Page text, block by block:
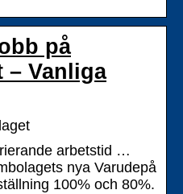
på
– Vanliga
arbetstid …
nya Varudepå
100% och 80%.